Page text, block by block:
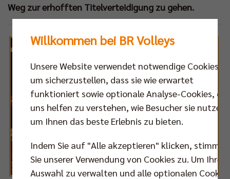
Weg zur erhofften Titelverteidigung zu gehen.
Willkommen bei BR Volleys
Unsere Website verwendet notwendige Cookies,
um sicherzustellen, dass sie wie erwartet
funktioniert sowie optionale Analyse-Cookies, die
uns helfen zu verstehen, wie Besucher sie nutzen,
um Ihnen das beste Erlebnis zu bieten.
Indem Sie auf "Alle akzeptieren" klicken, stimmen
Sie unserer Verwendung von Cookies zu. Um Ihre
Auswahl zu verwalten und alle optionalen Cookies